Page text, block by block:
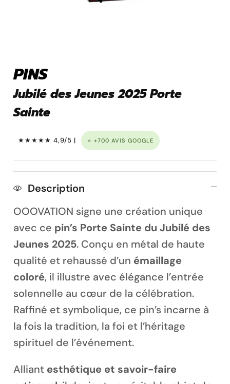
Porte clé à graver
Magnet personnalisé
PINS
Jubilé des Jeunes 2025 Porte
Sainte
★★★★★ 4,9/5 | ⭐ +700 AVIS GOOGLE
Description
OOOVATION signe une création unique
avec ce pin’s Porte Sainte du Jubilé des
Jeunes 2025. Conçu en métal de haute
qualité et rehaussé d’un émaillage
coloré, il illustre avec élégance l’entrée
solennelle au cœur de la célébration.
Raffiné et symbolique, ce pin’s incarne à
la fois la tradition, la foi et l’héritage
spirituel de l’événement.
Alliant esthétique et savoir-faire